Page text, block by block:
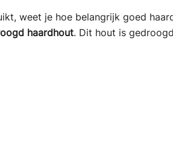
weet je hoe belangrijk goed
haardhout. Dit hout is